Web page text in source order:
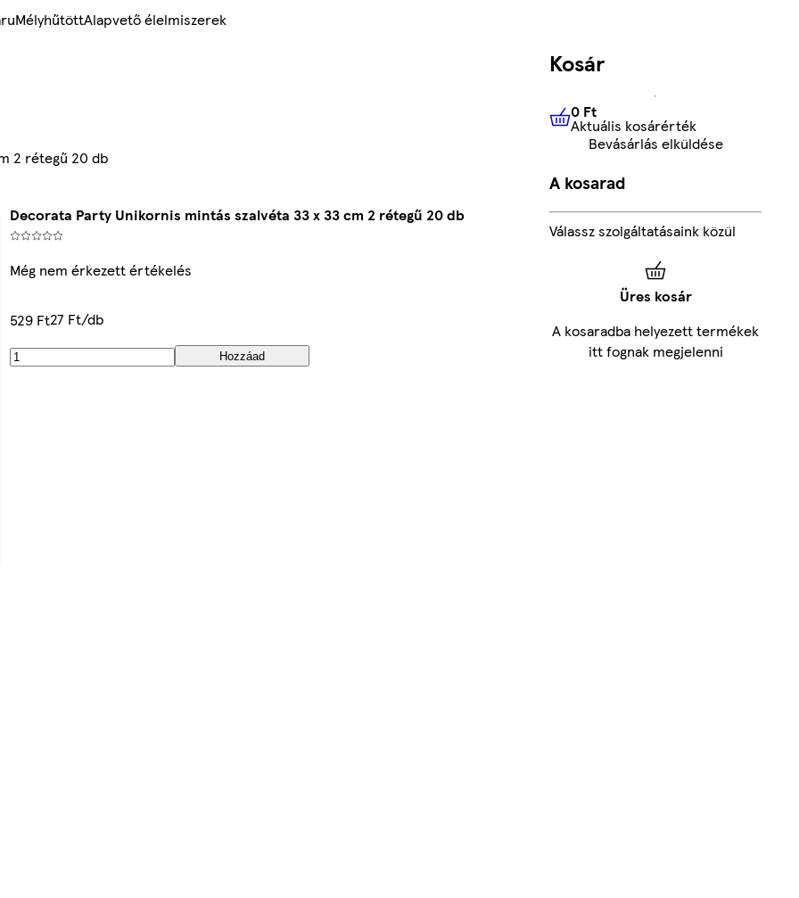
MélyhűtöttAlapvető élelmiszerek
2 rétegű 20 db
Decorata Party Unikornis mintás szalvéta 33 x 33 cm 2 rétegű 20 db
Még nem érkezett értékelés
529 Ft27 Ft/db
Hozzáad
Kosár
0 FtAktuális kosárérték
0 Ft
Aktuális kosárérték
Bevásárlás elküldése
A kosarad
Válassz szolgáltatásaink közül
Üres kosár
A kosaradba helyezett termékek
itt fognak megjelenni